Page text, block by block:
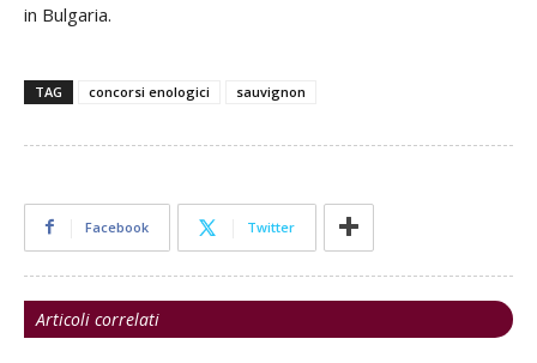
in Bulgaria.
TAG concorsi enologici sauvignon
Facebook Twitter
Articoli correlati